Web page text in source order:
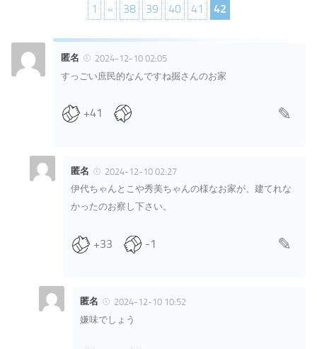
1 « 38 39 40 41 42
匿名
2024-12-10 02:05
すっごい庶民的なんですね掘さんのお家
+41
匿名
2024-12-10 02:27
伊代ちゃんとこや秀美ちゃんの様なお家が、建てれな
かったのお察し下さい。
+33 -1
匿名
2024-12-10 10:52
嫌味でしょう